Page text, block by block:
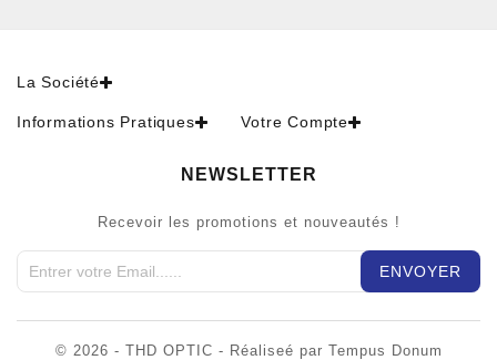
La Société
Informations Pratiques Votre Compte
NEWSLETTER
Recevoir les promotions et nouveautés !
© 2026 - THD OPTIC - Réaliseé par Tempus Donum